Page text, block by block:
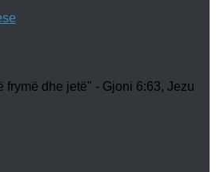
frymë dhe jetë" - Gjoni 6:63, Jezu